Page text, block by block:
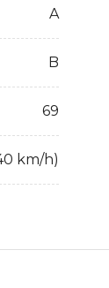
A
B
69
km/h)